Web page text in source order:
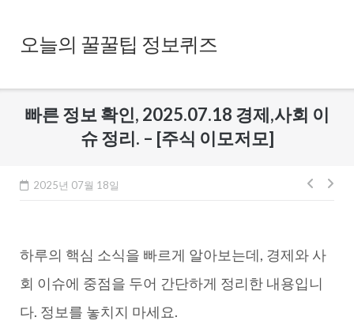
content오늘의 꿀꿀팁 정보퀴즈
빠른 정보 확인, 2025.07.18 경제,사회 이
슈 정리. – [주식 이모저모]
2025년 07월 18일
글
게
이
하루의 핵심 소식을 빠르게 알아보는데, 경제와 사
회 이슈에 중점을 두어 간단하게 정리한 내용입니
다. 정보를 놓치지 마세요.